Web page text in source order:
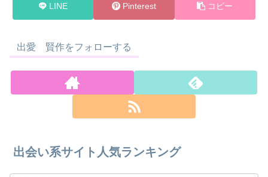
LINE Pinterest コピー
出愛 賢作をフォローする
出会い系サイト人気ランキング